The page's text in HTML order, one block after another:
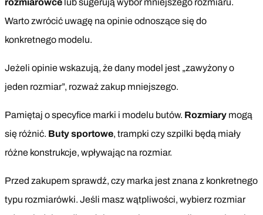
Warto zwrócić uwagę na opinie odnoszące się do
konkretnego modelu.
Jeżeli opinie wskazują, że dany model jest „zawyżony o
jeden rozmiar”, rozważ zakup mniejszego.
Pamiętaj o specyfice marki i modelu butów. Rozmiary mogą
się różnić. Buty sportowe, trampki czy szpilki będą miały
różne konstrukcje, wpływając na rozmiar.
Przed zakupem sprawdź, czy marka jest znana z konkretnego
typu rozmiarówki. Jeśli masz wątpliwości, wybierz rozmiar